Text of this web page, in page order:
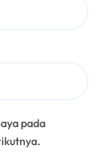
pada